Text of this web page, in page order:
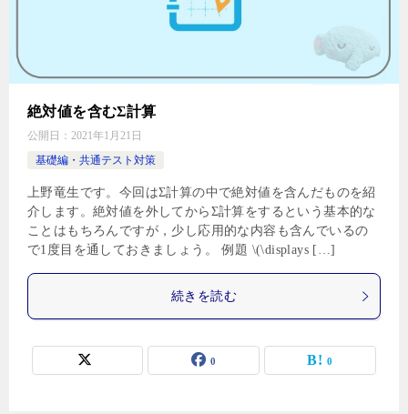
絶対値を含むΣ計算
公開日： 2021年1月21日
基礎編・共通テスト対策
上野竜生です。今回はΣ計算の中で絶対値を含んだものを紹
介します。絶対値を外してからΣ計算をするという基本的な
ことはもちろんですが，少し応用的な内容も含んでいるの
で1度目を通しておきましょう。 例題 \(\displays […]
続きを読む
0 0